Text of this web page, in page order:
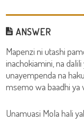
ANSWER
Mapenzi ni utashi
inachokiamini, na
unayempenda na
msemo wa baadhi ya
Unamuasi Mola hali